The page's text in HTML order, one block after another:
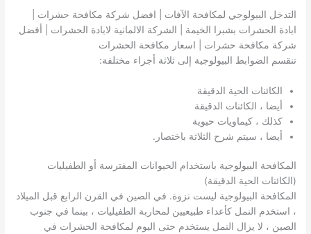
التدخل البيولوجي لمكافحة الآفات | افضل شركة مكافحة حشرات |
ابادة الحشرات بشبرا الخيمة | الشركة الالمانية لابادة الحشرات | أفضل
شركة مكافحة حشرات | اسعار مكافحة الحشرات
تنقسم الضوابط البيولوجية إلى ثلاثة أجزاء مختلفة:
الكائنات الحية الدقيقة
أيضا ، الكائنات الدقيقة
كذلك ، كيماويات حيوية
أيضا ، سيتم شرح الثلاثة باختصار.
المكافحة البيولوجية باستخدام الحيوانات المفترسة أو الطفيليات
(الكائنات الحية الدقيقة)
المكافحة البيولوجية ليست نزوة. في الصين في القرن الرابع قبل الميلاد
، استخدم النمل كأعداء طبيعيين لمحاربة الطفيليات ، بينما في جنوب
الصين ، لا يزال النمل يستخدم حتى اليوم لمكافحة الحشرات في